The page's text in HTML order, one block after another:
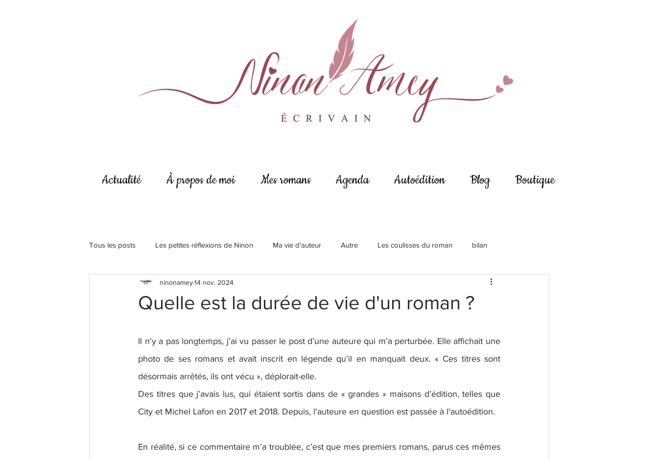
Actualité À propos de moi Mes romans Agenda Autoédition Blog Boutique
Tous les posts Les petites réflexions de Ninon Ma vie d'auteur Autre Les coulisses du roman bilan
Quelle est la durée de vie d'un roman ?
ninonamey14 nov. 2024
Il n'y a pas longtemps, j’ai vu passer le post d’une auteure qui m’a perturbée. Elle affichait une
photo de ses romans et avait inscrit en légende qu’il en manquait deux. « Ces titres sont
désormais arrêtés, ils ont vécu », déplorait-elle.
Des titres que j’avais lus, qui étaient sortis dans de « grandes » maisons d’édition, telles que
City et Michel Lafon en 2017 et 2018. Depuis, l'auteure en question est passée à l'autoédition.
En réalité, si ce commentaire m’a troublée, c’est que mes premiers romans, parus ces mêmes